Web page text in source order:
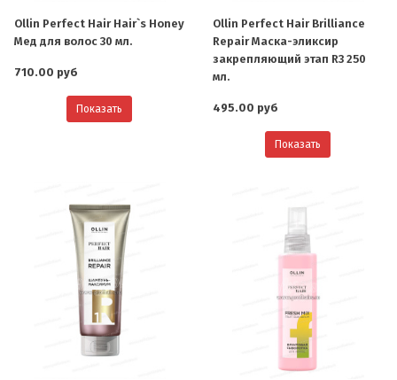
Ollin Perfect Hair Hair`s Honey
Мед для волос 30 мл.
710.00 руб
Показать
Ollin Perfect Hair Brilliance
Repair Маска-эликсир
закрепляющий этап R3 250
мл.
495.00 руб
Показать
О компании
Ваша скидка